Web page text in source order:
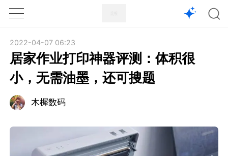
1X
2022-04-07 06:23
居家作业打印神器评测：体积很
小，无需油墨，还可搜题
木樨数码